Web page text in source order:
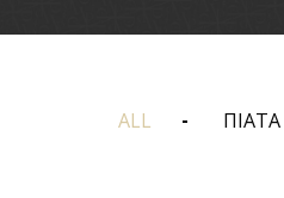
ALL ΠΙΑΤΑ